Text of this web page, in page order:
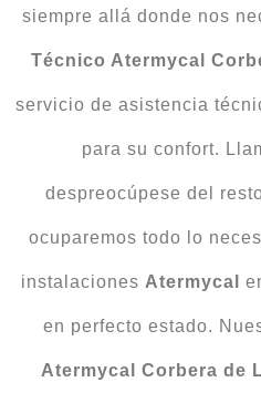
siempre allá donde nos
Técnico Atermycal
servicio de asistencia
para su confort.
despreocúpese del
ocuparemos todo lo
instalaciones Atermycal
en perfecto estado.
Atermycal Corbera de